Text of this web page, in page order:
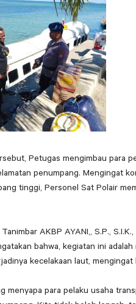
Petugas mengimbau para
penumpang. Mengingat
tinggi, Personel Sat Polair
AKBP AYANI,, S.P.,
bahwa, kegiatan ini
kecelakaan laut,
menyapa para pelaku usaha